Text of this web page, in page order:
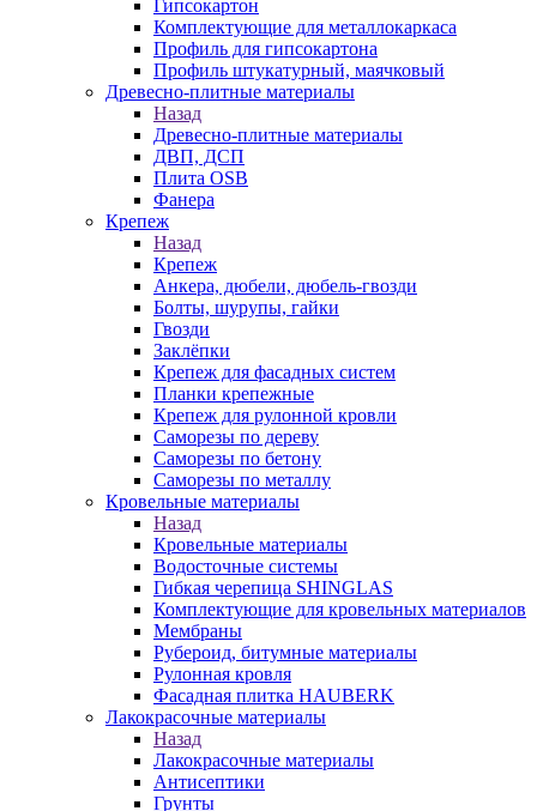
Гипсокартон
Комплектующие для металлокаркаса
Профиль для гипсокартона
Профиль штукатурный, маячковый
Древесно-плитные материалы
Назад
Древесно-плитные материалы
ДВП, ДСП
Плита OSB
Фанера
Крепеж
Назад
Крепеж
Анкера, дюбели, дюбель-гвозди
Болты, шурупы, гайки
Гвозди
Заклёпки
Крепеж для фасадных систем
Планки крепежные
Крепеж для рулонной кровли
Саморезы по дереву
Саморезы по бетону
Саморезы по металлу
Кровельные материалы
Назад
Кровельные материалы
Водосточные системы
Гибкая черепица SHINGLAS
Комплектующие для кровельных материалов
Мембраны
Рубероид, битумные материалы
Рулонная кровля
Фасадная плитка HAUBERK
Лакокрасочные материалы
Назад
Лакокрасочные материалы
Антисептики
Грунты